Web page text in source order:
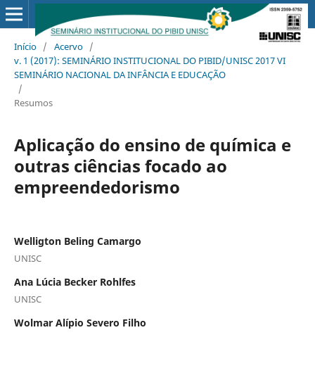
Início / Acervo /
v. 1 (2017): SEMINÁRIO INSTITUCIONAL DO PIBID/UNISC 2017 VI
SEMINÁRIO NACIONAL DA INFÂNCIA E EDUCAÇÃO
/
Resumos
Aplicação do ensino de química e
outras ciências focado ao
empreendedorismo
Welligton Beling Camargo
UNISC
Ana Lúcia Becker Rohlfes
UNISC
Wolmar Alípio Severo Filho